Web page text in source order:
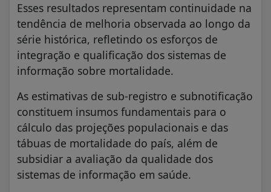
Esses resultados representam continuidade na
tendência de melhoria observada ao longo da
série histórica, refletindo os esforços de
integração e qualificação dos sistemas de
informação sobre mortalidade.
As estimativas de sub-registro e subnotificação
constituem insumos fundamentais para o
cálculo das projeções populacionais e das
tábuas de mortalidade do país, além de
subsidiar a avaliação da qualidade dos
sistemas de informação em saúde.